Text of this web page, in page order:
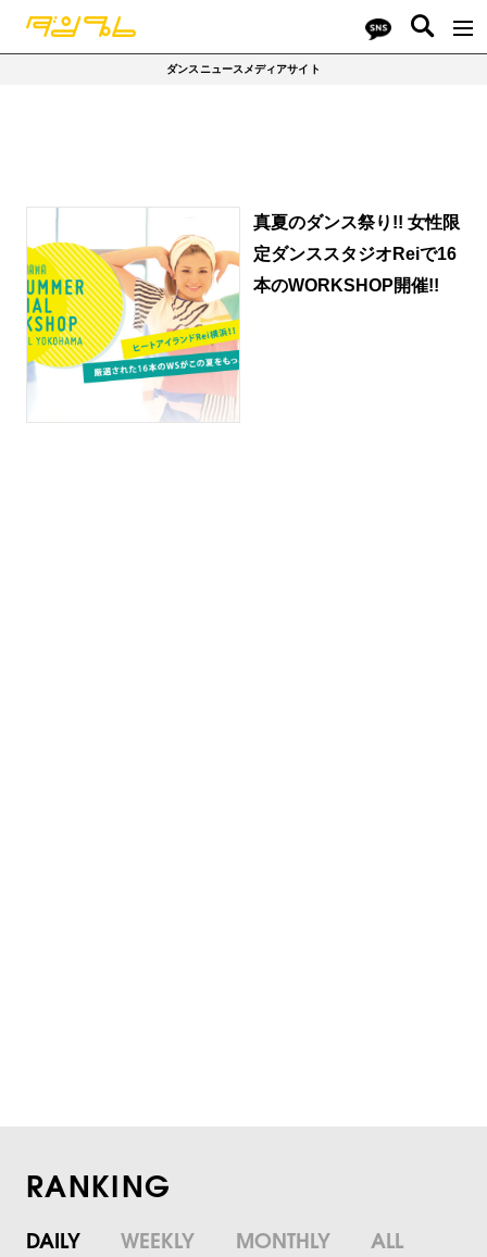
ダンスニュースメディアサイト
真夏のダンス祭り!! 女性限
定ダンススタジオReiで16
本のWORKSHOP開催!!
RANKING
DAILY WEEKLY MONTHLY ALL